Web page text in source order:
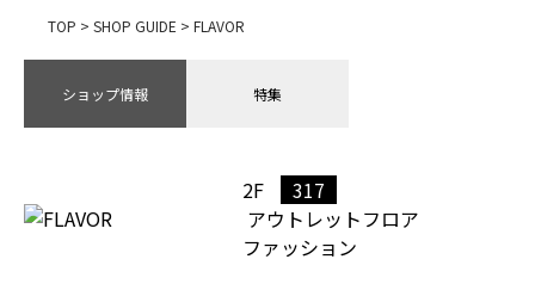
TOP > SHOP GUIDE > FLAVOR
ショップ情報 特集
2F
317
アウトレットフロア
ファッション